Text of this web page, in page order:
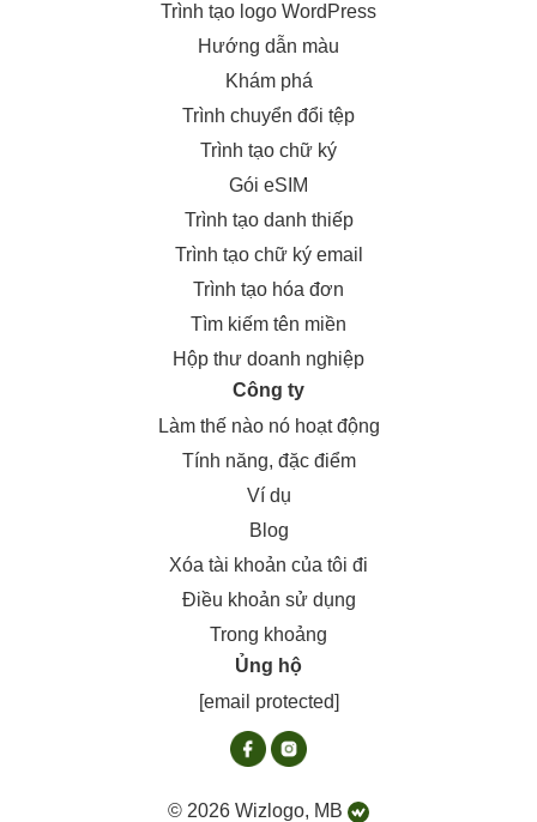
Trình tạo logo WordPress
Hướng dẫn màu
Khám phá
Trình chuyển đổi tệp
Trình tạo chữ ký
Gói eSIM
Trình tạo danh thiếp
Trình tạo chữ ký email
Trình tạo hóa đơn
Tìm kiếm tên miền
Hộp thư doanh nghiệp
Công ty
Làm thế nào nó hoạt động
Tính năng, đặc điểm
Ví dụ
Blog
Xóa tài khoản của tôi đi
Điều khoản sử dụng
Trong khoảng
Ủng hộ
[email protected]
© 2026 Wizlogo, MB